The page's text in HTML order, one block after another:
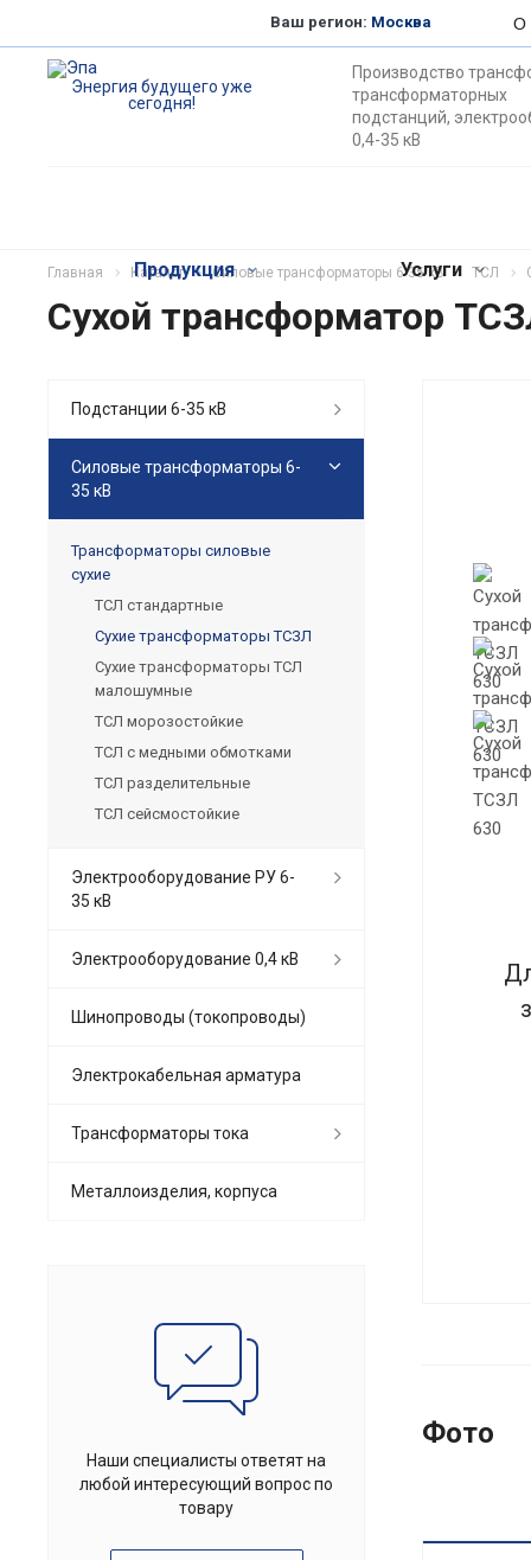
Ваш регион: Москва О
Энергия будущего уже
сегодня!
Производство
трансформаторных
подстанций,
0,4-35 кВ
Продукция Услуги
Главная Каталог Силовые трансформаторы 6-35 кВ ТСЛ
Сухой трансформатор
Фото
Подстанции 6-35 кВ
Силовые трансформаторы 6-
35 кВ
Трансформаторы силовые
сухие
ТСЛ стандартные
Сухие трансформаторы ТСЗЛ
Сухие трансформаторы ТСЛ
малошумные
ТСЛ морозостойкие
ТСЛ с медными обмотками
ТСЛ разделительные
ТСЛ сейсмостойкие
Электрооборудование РУ 6-
35 кВ
Электрооборудование 0,4 кВ
Шинопроводы (токопроводы)
Электрокабельная арматура
Трансформаторы тока
Металлоизделия, корпуса
Наши специалисты ответят на
любой интересующий вопрос по
товару